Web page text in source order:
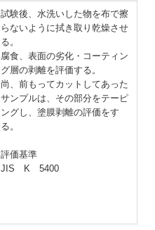
試験後、水洗いした物を布で擦
らないように拭き取り乾燥させ
る。
腐食、表面の劣化・コーティン
グ層の剥離を評価する。
尚、前もってカットしてあった
サンプルは、その部分をテーピ
ングし、塗膜剥離の評価をす
る。
評価基準
JIS K 5400